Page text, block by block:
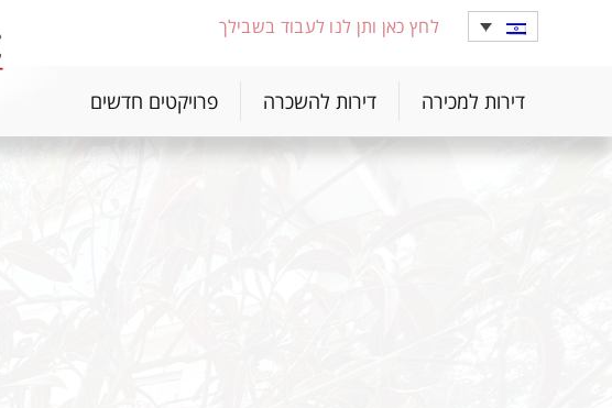
לחץ כאן ותן לנו לעבוד בשבילך
דירות למכירה דירות להשכרה פרויקטים חדשים